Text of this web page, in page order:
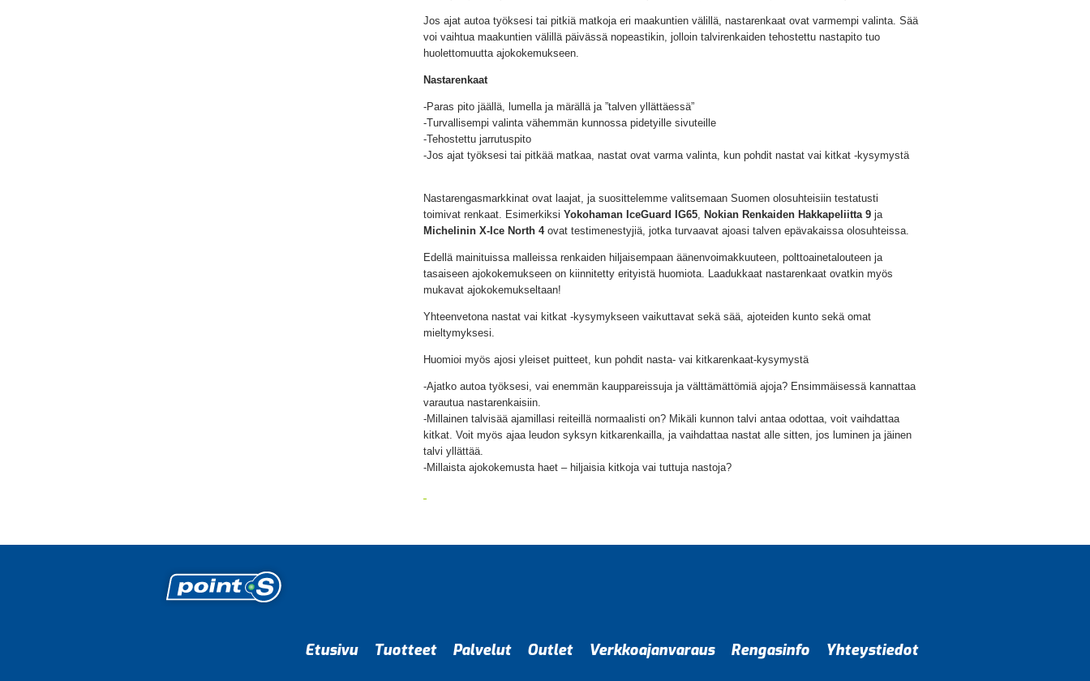
Jos ajat autoa työksesi tai pitkiä matkoja eri maakuntien välillä, nastarenkaat ovat varmempi valinta. Sää
voi vaihtua maakuntien välillä päivässä nopeastikin, jolloin talvirenkaiden tehostettu nastapito tuo
huolettomuutta ajokokemukseen.
Nastarenkaat
-Paras pito jäällä, lumella ja märällä ja ”talven yllättäessä”
-Turvallisempi valinta vähemmän kunnossa pidetyille sivuteille
-Tehostettu jarrutuspito
-Jos ajat työksesi tai pitkää matkaa, nastat ovat varma valinta, kun pohdit nastat vai kitkat -kysymystä
Nastarengasmarkkinat ovat laajat, ja suosittelemme valitsemaan Suomen olosuhteisiin testatusti
toimivat renkaat. EsimerkiksiYokohaman IceGuard IG65 ,Nokian Renkaiden Hakkapeliitta 9 ja
Michelinin X-Ice North 4ovat testimenestyjiä, jotka turvaavat ajoasi talven epävakaissa olosuhteissa.
Edellä mainituissa malleissa renkaiden hiljaisempaan äänenvoimakkuuteen, polttoainetalouteen ja
tasaiseen ajokokemukseen on kiinnitetty erityistä huomiota. Laadukkaat nastarenkaat ovatkin myös
mukavat ajokokemukseltaan!
Yhteenvetona nastat vai kitkat -kysymykseen vaikuttavat sekä sää, ajoteiden kunto sekä omat
mieltymyksesi.
Huomioi myös ajosi yleiset puitteet, kun pohdit nasta- vai kitkarenkaat-kysymystä
-Ajatko autoa työksesi, vai enemmän kauppareissuja ja välttämättömiä ajoja? Ensimmäisessä kannattaa
varautua nastarenkaisiin.
-Millainen talvisää ajamillasi reiteillä normaalisti on? Mikäli kunnon talvi antaa odottaa, voit vaihdattaa
kitkat. Voit myös ajaa leudon syksyn kitkarenkailla, ja vaihdattaa nastat alle sitten, jos luminen ja jäinen
talvi yllättää.
-Millaista ajokokemusta haet – hiljaisia kitkoja vai tuttuja nastoja?
Etusivu Tuotteet Palvelut Outlet Verkkoajanvaraus Rengasinfo Yhteystiedot